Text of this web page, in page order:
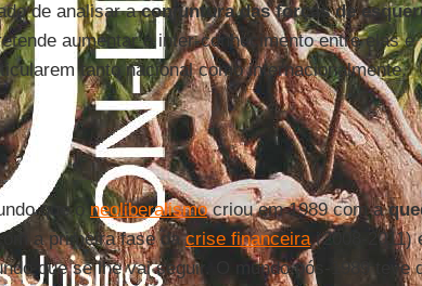
de analisar aconjuntura das forças de
aumentar o inter-conhecimento entre elas e
tanto nacional como internacionalmente.
que oneoliberalismocriou em 1989 com a
a primeira fase dacrise financeira(2008-2011)
que se lhe vai seguir. O mundo pós-1989 teve